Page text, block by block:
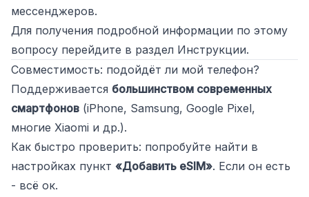
мессенджеров.
Для получения подробной информации по этому
вопросу перейдите в раздел Инструкции.
Совместимость: подойдёт ли мой телефон?
Поддерживается большинством современных
смартфонов (iPhone, Samsung, Google Pixel,
многие Xiaomi и др.).
Как быстро проверить: попробуйте найти в
настройках пункт «Добавить eSIM». Если он есть
- всё ок.